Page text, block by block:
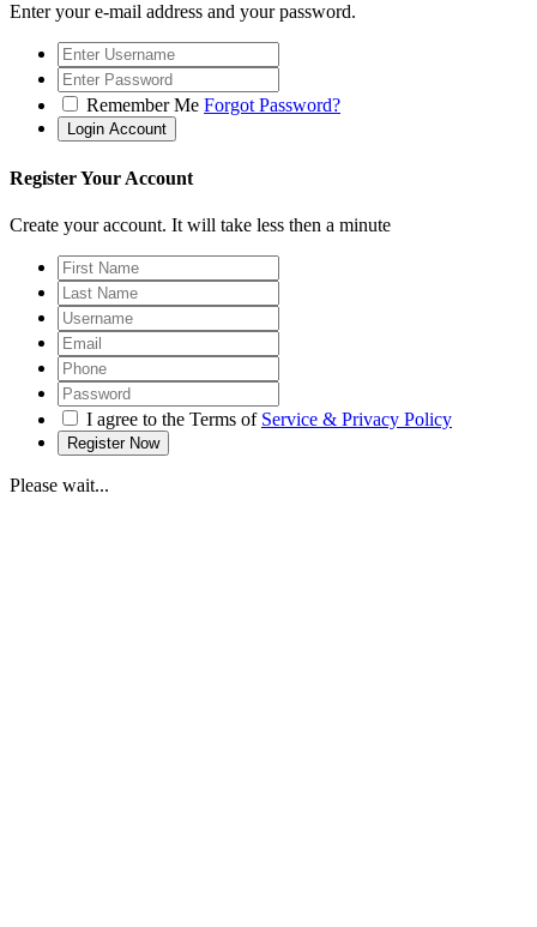
Enter your e-mail address and your password.
Remember Me Forgot Password?
Register Your Account
Create your account. It will take less then a minute
I agree to the Terms of Service & Privacy Policy
Please wait...